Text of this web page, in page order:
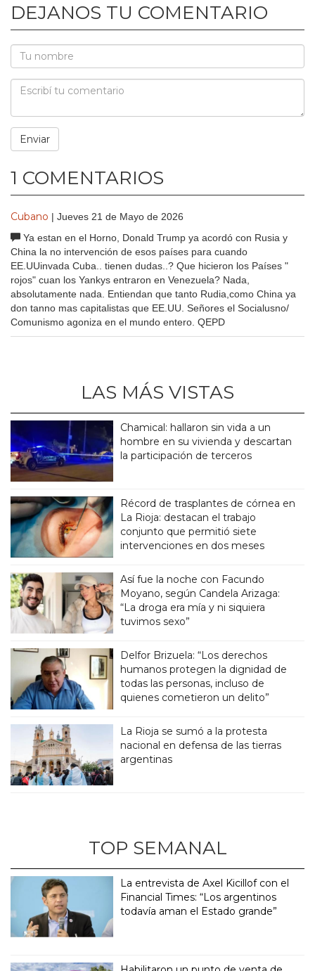
DEJANOS TU COMENTARIO
1 COMENTARIOS
Cubano | Jueves 21 de Mayo de 2026
Ya estan en el Horno, Donald Trump ya acordó con Rusia y
China la no intervención de esos países para cuando
EE.UUinvada Cuba.. tienen dudas..? Que hicieron los Países "
rojos" cuan los Yankys entraron en Venezuela? Nada,
absolutamente nada. Entiendan que tanto Rudia,como China ya
don tanno mas capitalistas que EE.UU. Señores el Socialusno/
Comunismo agoniza en el mundo entero. QEPD
LAS MÁS VISTAS
Chamical: hallaron sin vida a un
hombre en su vivienda y descartan
la participación de terceros
Récord de trasplantes de córnea en
La Rioja: destacan el trabajo
conjunto que permitió siete
intervenciones en dos meses
Así fue la noche con Facundo
Moyano, según Candela Arizaga:
“La droga era mía y ni siquiera
tuvimos sexo”
Delfor Brizuela: “Los derechos
humanos protegen la dignidad de
todas las personas, incluso de
quienes cometieron un delito”
La Rioja se sumó a la protesta
nacional en defensa de las tierras
argentinas
TOP SEMANAL
La entrevista de Axel Kicillof con el
Financial Times: “Los argentinos
todavía aman el Estado grande”